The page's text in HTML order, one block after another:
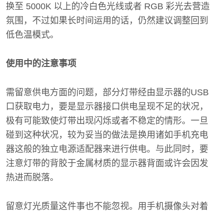
换至 5000K 以上的冷白色光线或者 RGB 彩光去营造
氛围，不过如果长时间运用的话，仍然建议调整回到
低色温模式。
使用中的注意事项
需留意供电方面的问题，部分灯带经由显示器的USB
口获取电力，要是显示器接口供电呈现不足的状况，
极有可能致使灯带出现闪烁或者不稳定的情形。一旦
碰到这种状况，较为妥当的做法是换用诸如手机充电
器这般的独立电源适配器来进行供电。与此同时，要
注意灯带的背胶于金属材质的显示器背面或许会因发
热进而脱落。
留意灯光质量这件事也不能忽视。用手机摄像头对着